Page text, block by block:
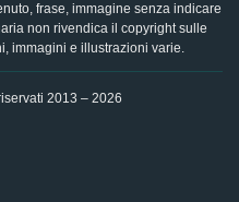
frase, immagine senza indicare
non rivendica il copyright sulle
immagini e illustrazioni varie.
2013 – 2026